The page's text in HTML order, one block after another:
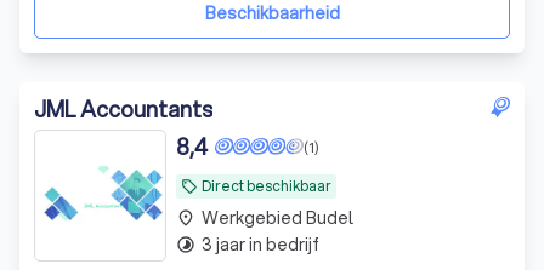
Beschikbaarheid
JML Accountants
local_offer Direct beschikbaar
(1)
8,4
place Werkgebied Budel
timelapse 3 jaar in bedrijf